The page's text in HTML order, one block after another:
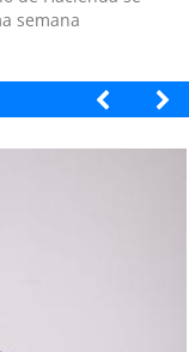
semana